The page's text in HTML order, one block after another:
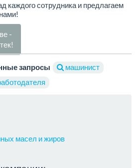
каждого сотрудника и предлагаем
-
запросы
машинист
масел и жиров